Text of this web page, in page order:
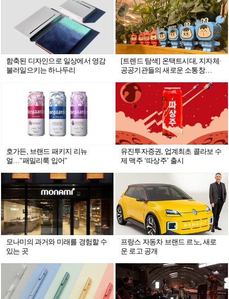
함축된 디자인으로 일상에서 영감
불러일으키는 하나두리
[트렌드 탐색] 온택트시대, 지자체·
공공기관들의 새로운 소통창
콘과 굿즈 뜬다”
호가든, 브랜드 패키지 리뉴
얼…"패밀리룩 입어"
유진투자증권, 업계최초 콜라보 수
제 맥주 ‘따상주’ 출시
모나미의 과거와 미래를 경험할 수
있는 곳
프랑스 자동차 브랜드 르노, 새로
운 로고 공개